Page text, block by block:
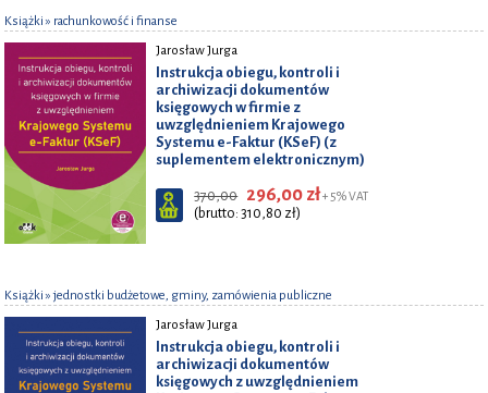
Książki» rachunkowość i finanse
Jarosław Jurga
Instrukcja obiegu, kontroli i
archiwizacji dokumentów
księgowych w firmie z
uwzględnieniem Krajowego
Systemu e-Faktur (KSeF) (z
suplementem elektronicznym)
370,00 296,00 zł+ 5% VAT
(brutto: 310,80 zł)
Książki» jednostki budżetowe, gminy, zamówienia publiczne
Jarosław Jurga
Instrukcja obiegu, kontroli i
archiwizacji dokumentów
księgowych z uwzględnieniem